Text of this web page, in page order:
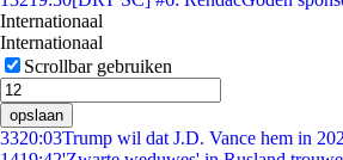
Internationaal
Internationaal
Scrollbar gebruiken
opslaan
3320:03Trump wil dat J.D. Vance hem in